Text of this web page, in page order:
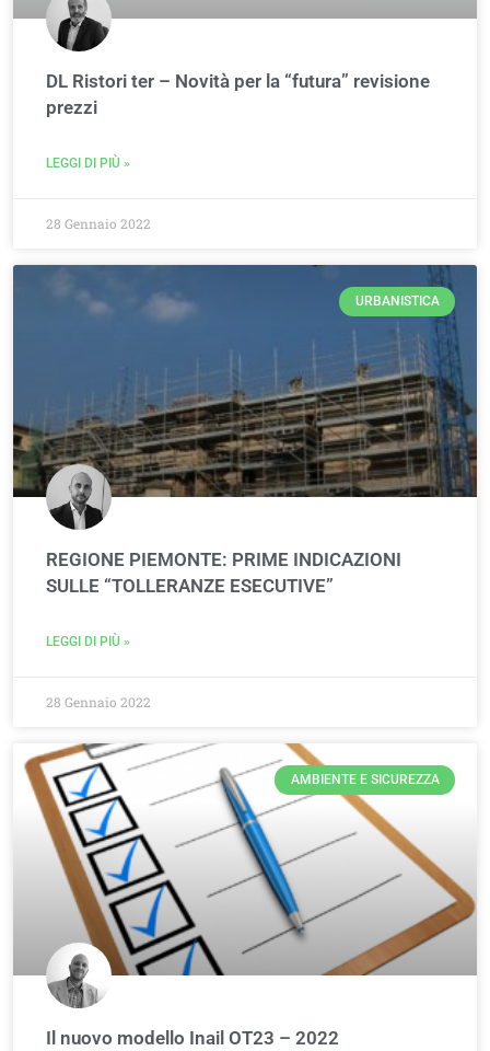
DL Ristori ter – Novità per la “futura” revisione
prezzi
LEGGI DI PIÙ »
28 Gennaio 2022
URBANISTICA
REGIONE PIEMONTE: PRIME INDICAZIONI
SULLE “TOLLERANZE ESECUTIVE”
LEGGI DI PIÙ »
28 Gennaio 2022
AMBIENTE E SICUREZZA
Il nuovo modello Inail OT23 – 2022